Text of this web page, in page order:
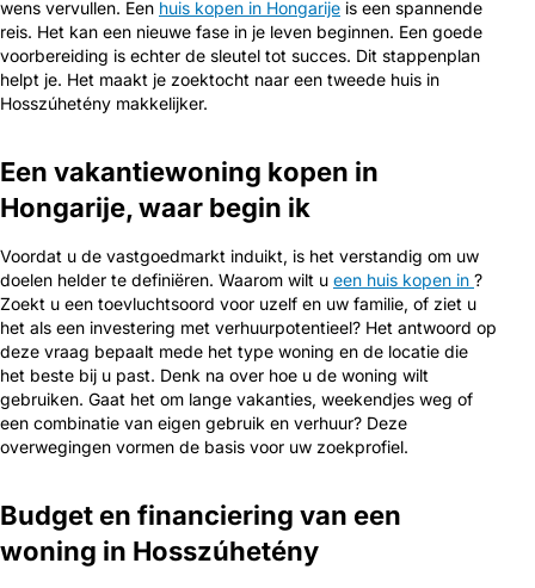
wens vervullen. Een huis kopen in Hongarije is een spannende
reis. Het kan een nieuwe fase in je leven beginnen. Een goede
voorbereiding is echter de sleutel tot succes. Dit stappenplan
helpt je. Het maakt je zoektocht naar een tweede huis in
Hosszúhetény makkelijker.
Een vakantiewoning kopen in
Hongarije, waar begin ik
Voordat u de vastgoedmarkt induikt, is het verstandig om uw
doelen helder te definiëren. Waarom wilt u een huis kopen in ?
Zoekt u een toevluchtsoord voor uzelf en uw familie, of ziet u
het als een investering met verhuurpotentieel? Het antwoord op
deze vraag bepaalt mede het type woning en de locatie die
het beste bij u past. Denk na over hoe u de woning wilt
gebruiken. Gaat het om lange vakanties, weekendjes weg of
een combinatie van eigen gebruik en verhuur? Deze
overwegingen vormen de basis voor uw zoekprofiel.
Budget en financiering van een
woning in Hosszúhetény